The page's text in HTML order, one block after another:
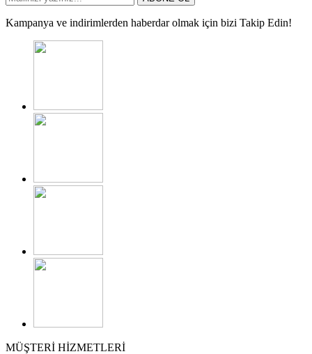
Kampanya ve indirimlerden haberdar olmak için bizi Takip Edin!
MÜŞTERİ HİZMETLERİ